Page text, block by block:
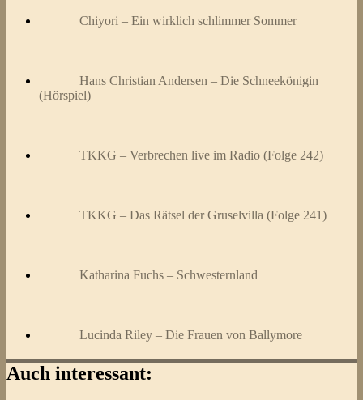
Chiyori – Ein wirklich schlimmer Sommer
Hans Christian Andersen – Die Schneekönigin
(Hörspiel)
TKKG – Verbrechen live im Radio (Folge 242)
TKKG – Das Rätsel der Gruselvilla (Folge 241)
Katharina Fuchs – Schwesternland
Lucinda Riley – Die Frauen von Ballymore
Auch interessant: